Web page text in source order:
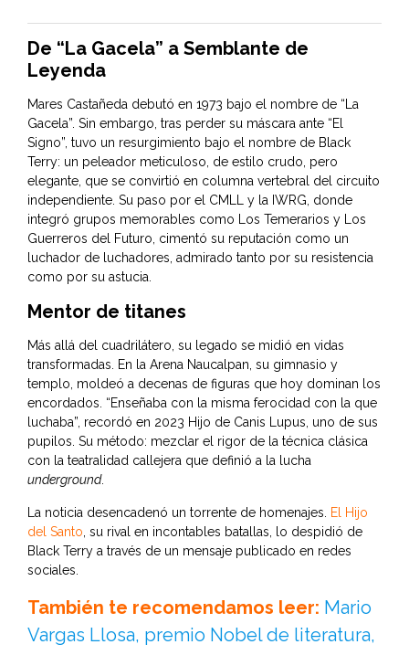
De “La Gacela” a Semblante de
Leyenda
Mares Castañeda debutó en 1973 bajo el nombre de “La
Gacela”. Sin embargo, tras perder su máscara ante “El
Signo”, tuvo un resurgimiento bajo el nombre de Black
Terry: un peleador meticuloso, de estilo crudo, pero
elegante, que se convirtió en columna vertebral del circuito
independiente. Su paso por el CMLL y la IWRG, donde
integró grupos memorables como Los Temerarios y Los
Guerreros del Futuro, cimentó su reputación como un
luchador de luchadores, admirado tanto por su resistencia
como por su astucia.
Mentor de titanes
Más allá del cuadrilátero, su legado se midió en vidas
transformadas. En la Arena Naucalpan, su gimnasio y
templo, moldeó a decenas de figuras que hoy dominan los
encordados. “Enseñaba con la misma ferocidad con la que
luchaba”, recordó en 2023 Hijo de Canis Lupus, uno de sus
pupilos. Su método: mezclar el rigor de la técnica clásica
con la teatralidad callejera que definió a la lucha
underground.
La noticia desencadenó un torrente de homenajes. El Hijo
del Santo, su rival en incontables batallas, lo despidió de
Black Terry a través de un mensaje publicado en redes
sociales.
También te recomendamos leer: Mario
Vargas Llosa, premio Nobel de literatura,